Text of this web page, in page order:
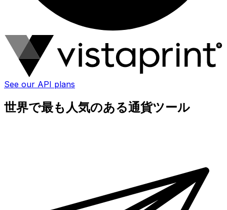
See our API plans
世界で最も人気のある通貨ツール